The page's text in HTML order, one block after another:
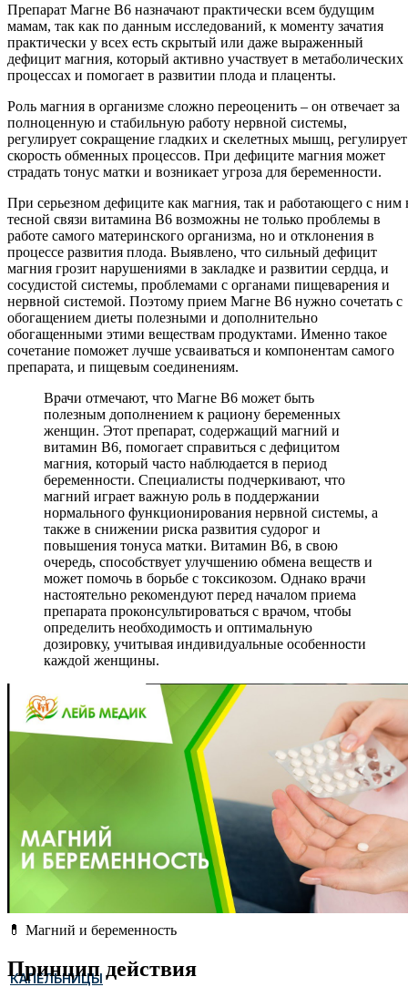
КАПЕЛЬНИЦЫ
Препарат Магне В6 назначают практически всем будущим
мамам, так как по данным исследований, к моменту зачатия
практически у всех есть скрытый или даже выраженный
дефицит магния, который активно участвует в метаболических
процессах и помогает в развитии плода и плаценты.
Роль магния в организме сложно переоценить – он отвечает за
полноценную и стабильную работу нервной системы,
регулирует сокращение гладких и скелетных мышц, регулирует
скорость обменных процессов. При дефиците магния может
страдать тонус матки и возникает угроза для беременности.
При серьезном дефиците как магния, так и работающего с ним
тесной связи витамина В6 возможны не только проблемы в
работе самого материнского организма, но и отклонения в
процессе развития плода. Выявлено, что сильный дефицит
магния грозит нарушениями в закладке и развитии сердца, и
сосудистой системы, проблемами с органами пищеварения и
нервной системой. Поэтому прием Магне В6 нужно сочетать с
обогащением диеты полезными и дополнительно
обогащенными этими веществам продуктами. Именно такое
сочетание поможет лучше усваиваться и компонентам самого
препарата, и пищевым соединениям.
Врачи отмечают, что Магне B6 может быть
полезным дополнением к рациону беременных
женщин. Этот препарат, содержащий магний и
витамин B6, помогает справиться с дефицитом
магния, который часто наблюдается в период
беременности. Специалисты подчеркивают, что
магний играет важную роль в поддержании
нормального функционирования нервной системы, а
также в снижении риска развития судорог и
повышения тонуса матки. Витамин B6, в свою
очередь, способствует улучшению обмена веществ и
может помочь в борьбе с токсикозом. Однако врачи
настоятельно рекомендуют перед началом приема
препарата проконсультироваться с врачом, чтобы
определить необходимость и оптимальную
дозировку, учитывая индивидуальные особенности
каждой женщины.
💊 Магний и беременность
Принцип действия